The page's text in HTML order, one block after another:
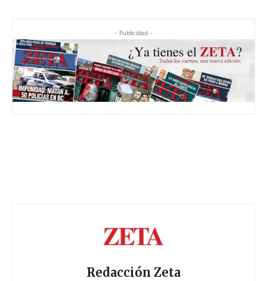
- Publicidad -
Redacción Zeta